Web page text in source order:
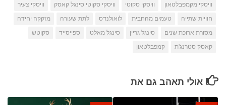
וויסקי מקמפבלטאון
וויסקי סקוטי וויסקי סקוטי סינגל קאסק
וויסקי צעיר
חוויית שתייה
טעמים מהחבית לואולנדס לתת שעורה
מזקקה יחידה
מסורת ארוכת שנים
סינגל גריין סינגל מאלט ספייסייד
סקוטש
קאסק סטרנג'ת
קמפבלטאון
אולי תאהב גם את